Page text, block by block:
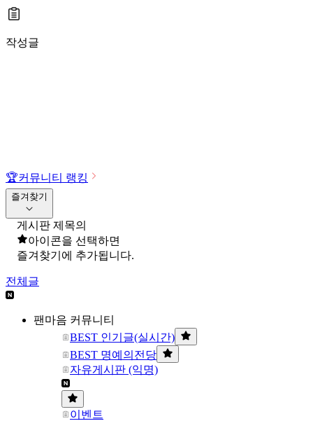
작성글
🏆커뮤니티 랭킹
즐겨찾기
게시판 제목의
아이콘을 선택하면
즐겨찾기에 추가됩니다.
전체글
팬마음 커뮤니티
BEST 인기글(실시간)
BEST 명예의전당
자유게시판 (익명)
이벤트